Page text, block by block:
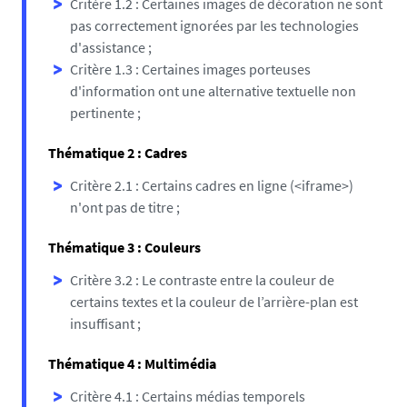
Critère 1.2 : Certaines images de décoration ne sont
pas correctement ignorées par les technologies
d'assistance ;
Critère 1.3 : Certaines images porteuses
d'information ont une alternative textuelle non
pertinente ;
Thématique 2 : Cadres
Critère 2.1 : Certains cadres en ligne (<iframe>)
n'ont pas de titre ;
Thématique 3 : Couleurs
Critère 3.2 : Le contraste entre la couleur de
certains textes et la couleur de l’arrière-plan est
insuffisant ;
Thématique 4 : Multimédia
Critère 4.1 : Certains médias temporels